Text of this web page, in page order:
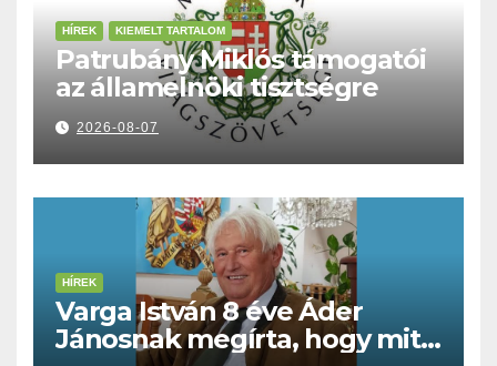
HÍREK KIEMELT TARTALOM
Patrubány Miklós támogatói
az államelnöki tisztségre
2026-08-07
HÍREK
Varga István 8 éve Áder
Jánosnak megírta, hogy mit